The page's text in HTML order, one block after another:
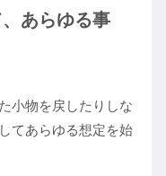
あらゆる事
小物を戻したりしな
てあらゆる想定を始